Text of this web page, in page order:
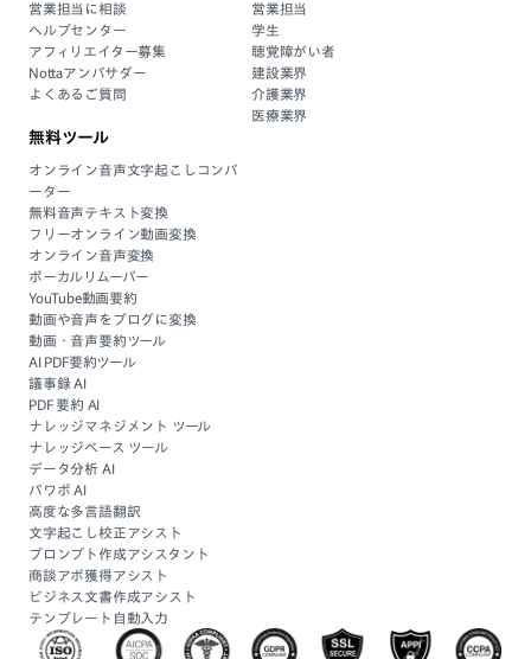
営業担当に相談
ヘルプセンター
アフィリエイター募集
Nottaアンバサダー
よくあるご質問
営業担当
学生
聴覚障がい者
建設業界
介護業界
医療業界
無料ツール
オンライン音声文字起こしコンバ
ーター
無料音声テキスト変換
フリーオンライン動画変換
オンライン音声変換
ボーカルリムーバー
YouTube動画要約
動画や音声をブログに変換
動画・音声要約ツール
AI PDF要約ツール
議事録 AI
PDF 要約 AI
ナレッジマネジメント ツール
ナレッジベース ツール
データ分析 AI
パワポ AI
高度な多言語翻訳
文字起こし校正アシスト
プロンプト作成アシスタント
商談アポ獲得アシスト
ビジネス文書作成アシスト
テンプレート自動入力